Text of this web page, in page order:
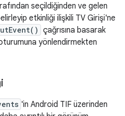
seçildiğinden ve gelen
etkinliği ilişkili TV Girişi'ne
çağrısına basarak
yönlendirmekten
'in Android TIF üzerinden